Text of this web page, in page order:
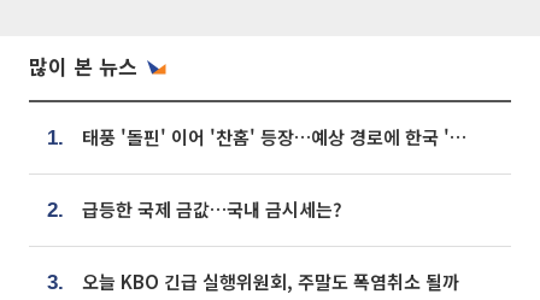
많이 본 뉴스
1. 태풍 '돌핀' 이어 '찬홈' 등장…예상 경로에 한국 '한숨'
2. 급등한 국제 금값…국내 금시세는?
3. 오늘 KBO 긴급 실행위원회, 주말도 폭염취소 될까